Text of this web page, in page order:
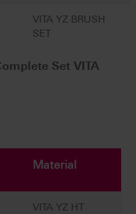
VITA YZ BRUSH
SET
Set VITA
Material
VITA YZ HT